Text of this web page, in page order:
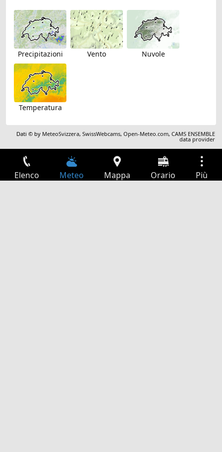
Precipitazioni Vento Nuvole
Temperatura
Dati © by MeteoSvizzera,SwissWebcams,Open-Meteo.com,CAMS ENSEMBLE
data provider
Elenco Meteo Mappa Orario Più